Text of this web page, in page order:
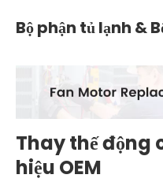
Bộ phận tủ lạnh &
Thay thế động
hiệu OEM